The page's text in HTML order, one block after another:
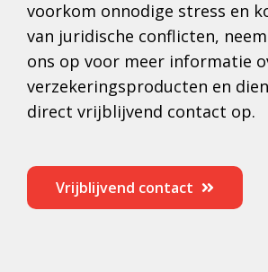
voorkom onnodige stress en
van juridische conflicten,
ons op voor meer informatie
verzekeringsproducten en
direct vrijblijvend contact op.
Vrijblijvend contact